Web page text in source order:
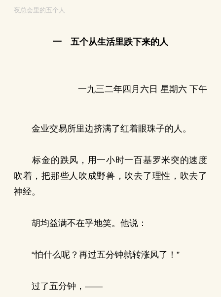
夜总会里的五个人
一 五个从生活里跌下来的人
一九三二年四月六日 星期六 下午
金业交易所里边挤满了红着眼珠子的人。
标金的跌风，用一小时一百基罗米突的速度
吹着，把那些人吹成野兽，吹去了理性，吹去了
神经。
胡均益满不在乎地笑。他说：
“怕什么呢？再过五分钟就转涨风了！”
过了五分钟，——